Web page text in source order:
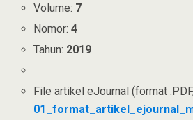
Volume: 7
Nomor:4
Tahun: 2019
File artikel eJournal (format